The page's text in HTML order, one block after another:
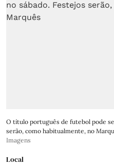
O título português de futebol pode
serão, como habitualmente, no
Imagens
Local